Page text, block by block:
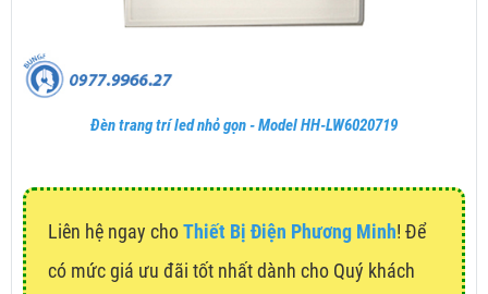
Đèn trang trí led nhỏ gọn - Model HH-LW6020719
Liên hệ ngay choThiết Bị Điện Phương Minh! Để
có mức giá ưu đãi tốt nhất dành cho Quý khách